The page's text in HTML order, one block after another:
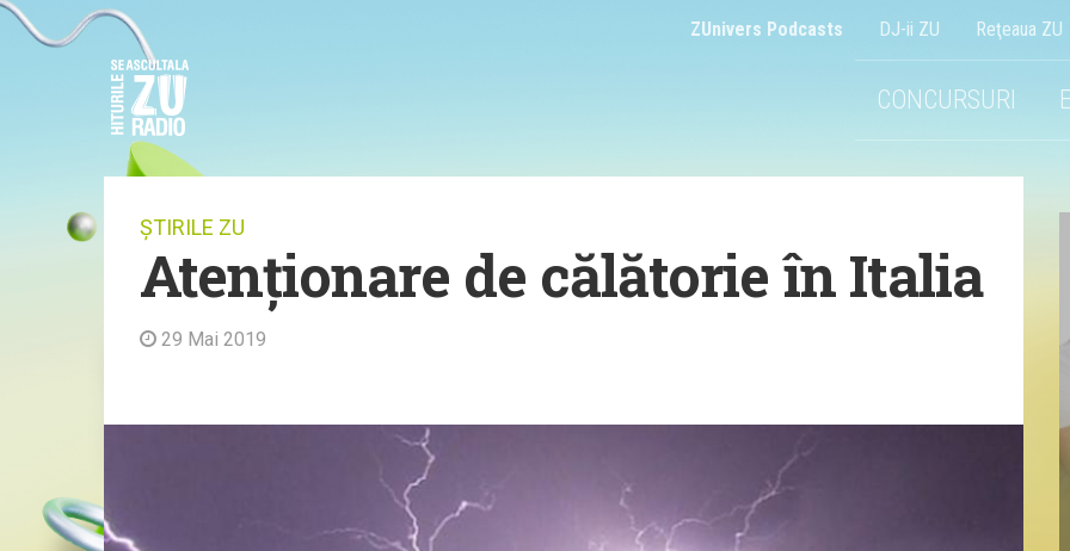
ZUnivers Podcasts DJ-ii ZU Reţeaua ZU
CONCURSURI
ȘTIRILE ZU
Atenționare de călătorie în Italia
29 Mai 2019